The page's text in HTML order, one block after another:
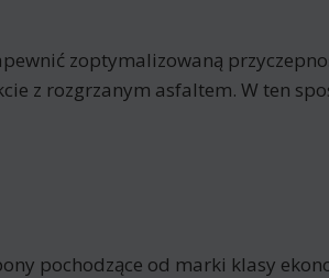
zoptymalizowaną
z rozgrzanym asfaltem. W ten
pochodzące od marki klasy